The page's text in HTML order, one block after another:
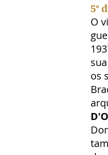
5º
O
os